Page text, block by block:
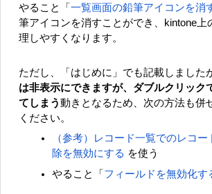
やること「 一覧画面の鉛筆アイコンを消
筆アイコンを消すことができ、kintone上
理しやすくなります。
ただし、「はじめに」でも記載しました
は非表示にできますが、ダブルクリック
てしまう動きとなるため、次の方法も併
ください。
（参考）
レコード一覧でのレコー
除を無効にする を使う
やること「 フィールドを無効化す